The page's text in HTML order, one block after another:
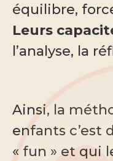
équilibre,
Leurs
l’analyse, la
Ainsi, la
enfants c’est
« fun » et qui